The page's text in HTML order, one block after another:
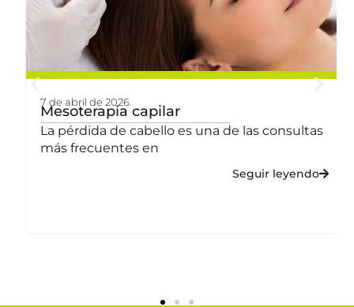
7 de abril de 2026
Mesoterapia capilar
La pérdida de cabello es una de las consultas
más frecuentes en
Seguir leyendo